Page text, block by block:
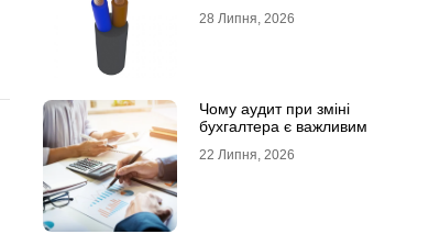
28 Липня, 2026
Чому аудит при зміні
бухгалтера є важливим
22 Липня, 2026